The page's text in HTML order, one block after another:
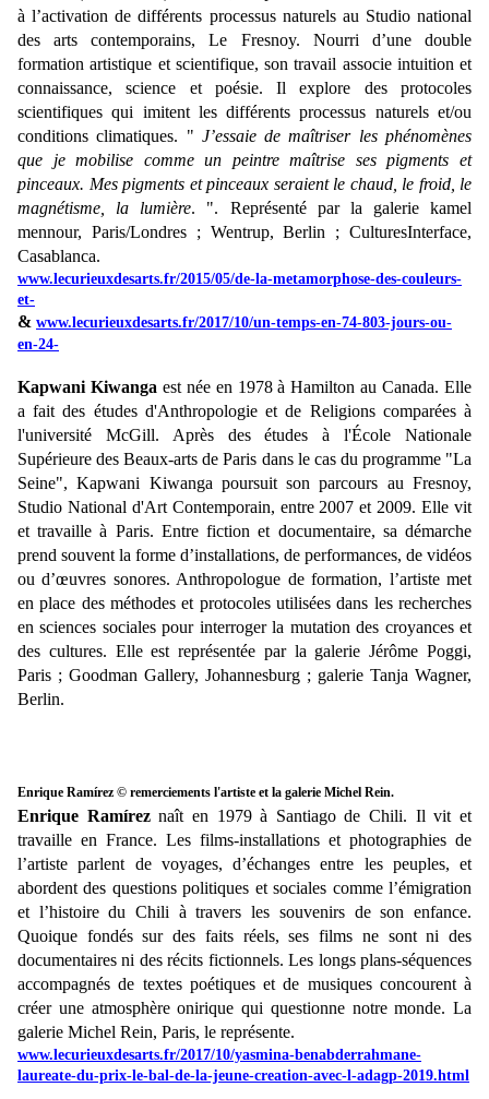
à l’activation de différents processus naturels au Studio national
des arts contemporains, Le Fresnoy. Nourri d’une double
formation artistique et scientifique, son travail associe intuition et
connaissance, science et poésie. Il explore des protocoles
scientifiques qui imitent les différents processus naturels et/ou
conditions climatiques. " J’essaie de maîtriser les phénomènes
que je mobilise comme un peintre maîtrise ses pigments et
pinceaux. Mes pigments et pinceaux seraient le chaud, le froid, le
magnétisme, la lumière. ". Représenté par la galerie kamel
mennour, Paris/Londres ; Wentrup, Berlin ; CulturesInterface,
Casablanca.
www.lecurieuxdesarts.fr/2015/05/de-la-metamorphose-des-couleurs-
et-
& www.lecurieuxdesarts.fr/2017/10/un-temps-en-74-803-jours-ou-
en-24-
Kapwani Kiwanga est née en 1978 à Hamilton au Canada.Elle
a fait des études d'Anthropologie et de Religions comparées à
l'université McGill. Après des études à l'École Nationale
Supérieure des Beaux-arts de Paris dans le cas du programme "La
Seine", Kapwani Kiwanga poursuit son parcours au Fresnoy,
Studio National d'Art Contemporain, entre 2007 et 2009.Elle vit
et travaille à Paris. Entre fiction et documentaire, sa démarche
prend souvent la forme d’installations, de performances, de vidéos
ou d’œuvres sonores. Anthropologue de formation, l’artiste met
en place des méthodes et protocoles utilisées dans les recherches
en sciences sociales pour interroger la mutation des croyances et
des cultures. Elle est représentée par la galerie Jérôme Poggi,
Paris ; Goodman Gallery, Johannesburg ; galerie Tanja Wagner,
Berlin.
Enrique Ramírez © remerciements l'artiste et la galerie Michel Rein.
Enrique Ramíreznaît en 1979 à Santiago de Chili. Il vit et
travaille en France. Les films-installations et photographies de
l’artiste parlent de voyages, d’échanges entre les peuples, et
abordent des questions politiques et sociales comme l’émigration
et l’histoire du Chili à travers les souvenirs de son enfance.
Quoique fondés sur des faits réels, ses films ne sont ni des
documentaires ni des récits fictionnels. Les longs plans-séquences
accompagnés de textes poétiques et de musiques concourent à
créer une atmosphère onirique qui questionne notre monde. La
galerie Michel Rein, Paris, le représente.
www.lecurieuxdesarts.fr/2017/10/yasmina-benabderrahmane-
laureate-du-prix-le-bal-de-la-jeune-creation-avec-l-adagp-2019.html